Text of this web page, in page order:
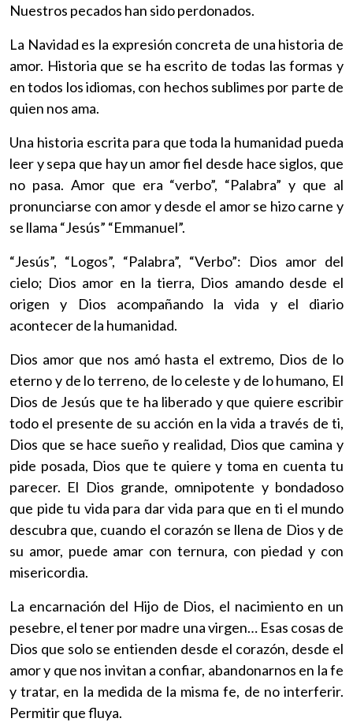
Nuestros pecados han sido perdonados.
La Navidad es la expresión concreta de una historia de
amor. Historia que se ha escrito de todas las formas y
en todos los idiomas, con hechos sublimes por parte de
quien nos ama.
Una historia escrita para que toda la humanidad pueda
leer y sepa que hay un amor fiel desde hace siglos, que
no pasa. Amor que era “verbo”, “Palabra” y que al
pronunciarse con amor y desde el amor se hizo carne y
se llama “Jesús” “Emmanuel”.
“Jesús”, “Logos”, “Palabra”, “Verbo”: Dios amor del
cielo; Dios amor en la tierra, Dios amando desde el
origen y Dios acompañando la vida y el diario
acontecer de la humanidad.
Dios amor que nos amó hasta el extremo, Dios de lo
eterno y de lo terreno, de lo celeste y de lo humano, El
Dios de Jesús que te ha liberado y que quiere escribir
todo el presente de su acción en la vida a través de ti,
Dios que se hace sueño y realidad, Dios que camina y
pide posada, Dios que te quiere y toma en cuenta tu
parecer. El Dios grande, omnipotente y bondadoso
que pide tu vida para dar vida para que en ti el mundo
descubra que, cuando el corazón se llena de Dios y de
su amor, puede amar con ternura, con piedad y con
misericordia.
La encarnación del Hijo de Dios, el nacimiento en un
pesebre, el tener por madre una virgen… Esas cosas de
Dios que solo se entienden desde el corazón, desde el
amor y que nos invitan a confiar, abandonarnos en la fe
y tratar, en la medida de la misma fe, de no interferir.
Permitir que fluya.